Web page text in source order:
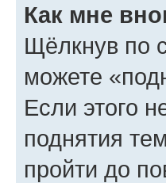
Как мне
Щёлкнув по
можете
Если этого
поднятия
пройти до